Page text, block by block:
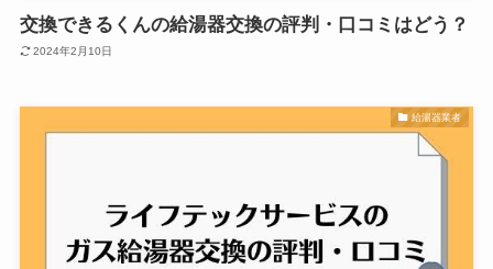
交換できるくんの給湯器交換の評判・口コミはどう？
2024年2月10日
給湯器業者